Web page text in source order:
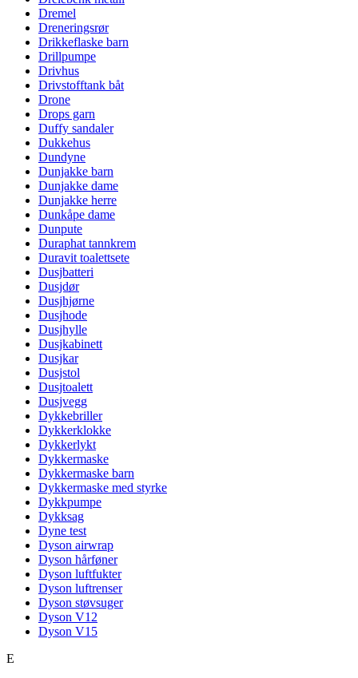
Dremel
Dreneringsrør
Drikkeflaske barn
Drillpumpe
Drivhus
Drivstofftank båt
Drone
Drops garn
Duffy sandaler
Dukkehus
Dundyne
Dunjakke barn
Dunjakke dame
Dunjakke herre
Dunkåpe dame
Dunpute
Duraphat tannkrem
Duravit toalettsete
Dusjbatteri
Dusjdør
Dusjhjørne
Dusjhode
Dusjhylle
Dusjkabinett
Dusjkar
Dusjstol
Dusjtoalett
Dusjvegg
Dykkebriller
Dykkerklokke
Dykkerlykt
Dykkermaske
Dykkermaske barn
Dykkermaske med styrke
Dykkpumpe
Dykksag
Dyne test
Dyson airwrap
Dyson hårføner
Dyson luftfukter
Dyson luftrenser
Dyson støvsuger
Dyson V12
Dyson V15
E